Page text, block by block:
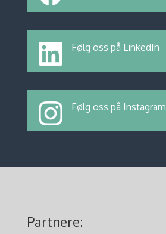
Følg oss på LinkedIn
Følg oss på Instagram
Partnere: